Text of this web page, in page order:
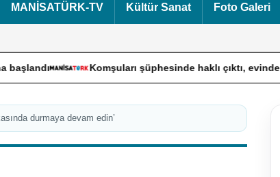
MANİSATÜRK-TV Kültür Sanat Foto Galeri
Komşuları şüphesinde haklı çıktı, evinde ölü bulundu
durmaya devam edin’